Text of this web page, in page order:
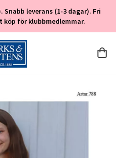
Snabb leverans (1-3 dagar). Fri
köp för klubbmedlemmar.